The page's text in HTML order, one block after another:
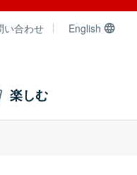
い合わせ English
楽しむ